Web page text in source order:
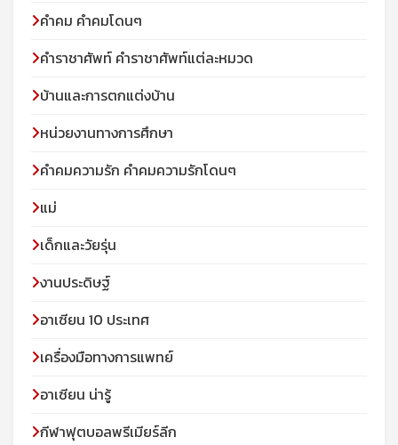
คำคม คำคมโดนๆ
คำราชาศัพท์ คำราชาศัพท์แต่ละหมวด
บ้านและการตกแต่งบ้าน
หน่วยงานทางการศึกษา
คำคมความรัก คำคมความรักโดนๆ
แม่
เด็กและวัยรุ่น
งานประดิษฐ์
อาเซียน 10 ประเทศ
เครื่องมือทางการแพทย์
อาเซียน น่ารู้
กีฬาฟุตบอลพรีเมียร์ลีก